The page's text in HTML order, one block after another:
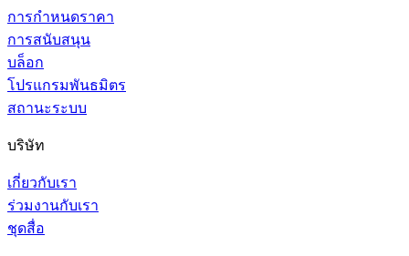
การกำหนดราคา
การสนับสนุน
บล็อก
โปรแกรมพันธมิตร
สถานะระบบ
บริษัท
เกี่ยวกับเรา
ร่วมงานกับเรา
ชุดสื่อ